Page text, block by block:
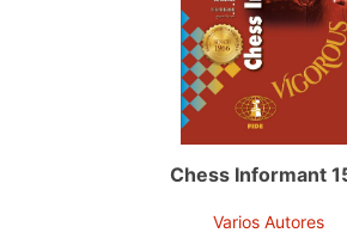
Chess Informant
Varios Autores